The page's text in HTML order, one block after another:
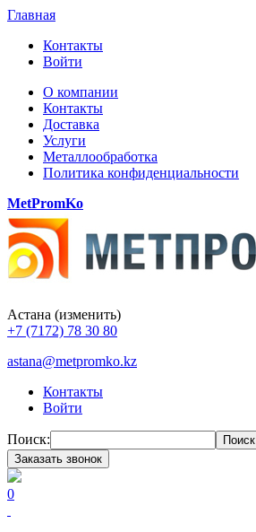
Главная
Контакты
Войти
О компании
Контакты
Доставка
Услуги
Металлообработка
Политика конфиденциальности
MetPromKo
Астана (изменить)
+7 (7172) 78 30 80
astana@metpromko.kz
Контакты
Войти
Поиск:
Поиск
Заказать звонок
0